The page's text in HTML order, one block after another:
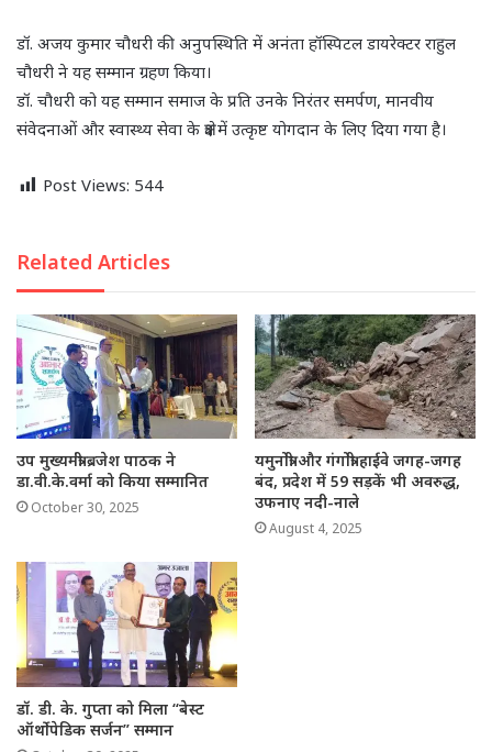
डॉ. अजय कुमार चौधरी की अनुपस्थिति में अनंता हॉस्पिटल डायरेक्टर राहुल
चौधरी ने यह सम्मान ग्रहण किया।
डॉ. चौधरी को यह सम्मान समाज के प्रति उनके निरंतर समर्पण, मानवीय
संवेदनाओं और स्वास्थ्य सेवा के क्षेत्र में उत्कृष्ट योगदान के लिए दिया गया है।
Post Views: 544
Related Articles
उप मुख्यमंत्री ब्रजेश पाठक ने
डा.वी.के.वर्मा को किया सम्मानित
October 30, 2025
यमुनोत्री और गंगोत्री हाईवे जगह-जगह
बंद, प्रदेश में 59 सड़कें भी अवरुद्ध,
उफनाए नदी-नाले
August 4, 2025
डॉ. डी. के. गुप्ता को मिला “बेस्ट
ऑर्थोपेडिक सर्जन” सम्मान